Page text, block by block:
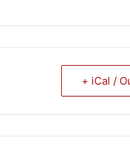
+ iCal /